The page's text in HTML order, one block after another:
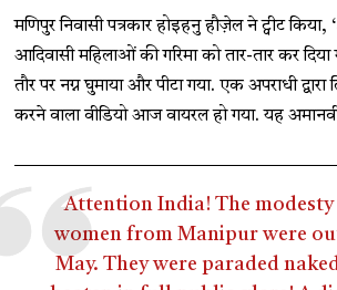
मणिपुर निवासी पत्रकार होइहनु हौज़ेल ने ट्वीट
आदिवासी महिलाओं की गरिमा को तार-तार कर दिया
तौर पर नग्न घुमाया और पीटा गया. एक अपराधी
करने वाला वीडियो आज वायरल हो गया. यह
Attention India! The
women from Manipur were
May. They were paraded